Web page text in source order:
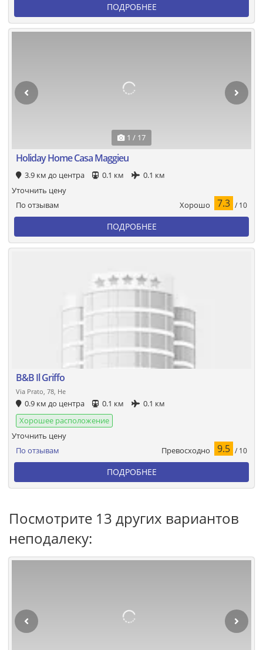
ПОДРОБНЕЕ
1 / 17
Holiday Home Casa Maggieu
3.9 км до центра 0.1 км 0.1 км
По отзывам Хорошо 7.3 / 10
Уточнить цену
ПОДРОБНЕЕ
B&B Il Griffo
Via Prato, 78, Не
0.9 км до центра 0.1 км
0.1 км
Хорошее расположение
По отзывам Превосходно 9.5 / 10
Уточнить цену
ПОДРОБНЕЕ
Посмотрите 13 других вариантов
неподалеку: